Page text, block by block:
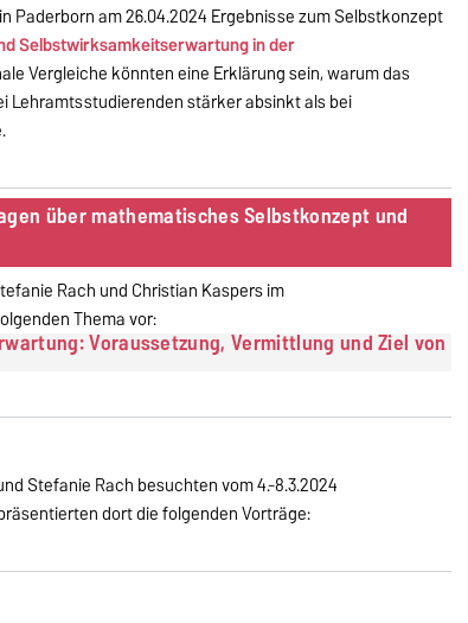
Paderborn am 26.04.2024 Ergebnisse zum Selbstkonzept
Selbstwirksamkeitserwartung in der
Vergleiche könnten eine Erklärung sein, warum das
Lehramtsstudierenden stärker absinkt als bei
über mathematisches Selbstkonzept und
Rach und Christian Kaspers im
Thema vor:
Voraussetzung, Vermittlung und Ziel von
Stefanie Rach besuchten vom 4.-8.3.2024
dort die folgenden Vorträge: